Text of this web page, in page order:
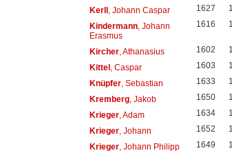
Kerll, Johann Caspar 1627
Kindermann, Johann
Erasmus
1616
Kircher, Athanasius 1602
Kittel, Caspar 1603
Knüpfer, Sebastian 1633
Kremberg, Jakob 1650
Krieger, Adam 1634
Krieger, Johann 1652
Krieger, Johann Philipp 1649